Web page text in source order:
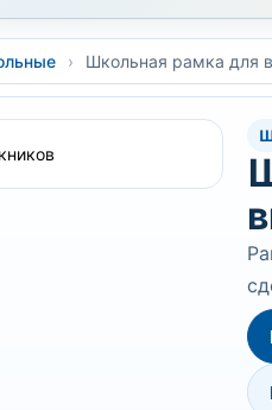
› Школьная рамка для